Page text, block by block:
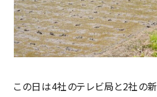
この日は4社のテレビ局と2社の